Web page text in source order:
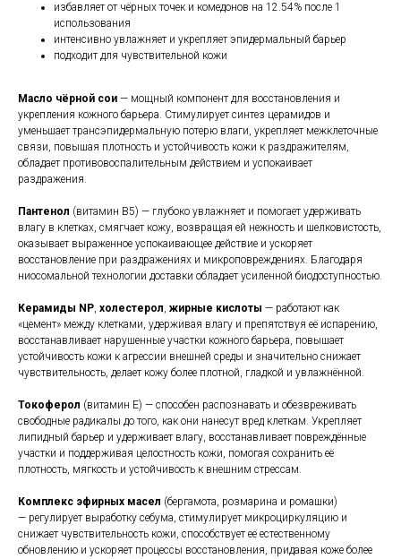
избавляет от чёрных точек и комедонов на 12.54% после 1
использования
интенсивно увлажняет и укрепляет эпидермальный барьер
подходит для чувствительной кожи
Масло чёрной сои — мощный компонент для восстановления и
укрепления кожного барьера. Стимулирует синтез церамидов и
уменьшает трансэпидермальную потерю влаги, укрепляет межклеточные
связи, повышая плотность и устойчивость кожи к раздражителям,
обладает противовоспалительным действием и успокаивает
раздражения.
Пантенол (витамин B5) — глубоко увлажняет и помогает удерживать
влагу в клетках, смягчает кожу, возвращая ей нежность и шелковистость,
оказывает выраженное успокаивающее действие и ускоряет
восстановление при раздражениях и микроповреждениях. Благодаря
ниосомальной технологии доставки обладает усиленной биодоступностью.
Керамиды NP, холестерол, жирные кислоты — работают как
«цемент» между клетками, удерживая влагу и препятствуя её испарению,
восстанавливает нарушенные участки кожного барьера, повышает
устойчивость кожи к агрессии внешней среды и значительно снижает
чувствительность, делает кожу более плотной, гладкой и увлажнённой.
Токоферол (витамин Е) — способен распознавать и обезвреживать
свободные радикалы до того, как они нанесут вред клеткам. Укрепляет
липидный барьер и удерживает влагу, восстанавливает повреждённые
участки и поддерживая целостность кожи, помогая сохранить её
плотность, мягкость и устойчивость к внешним стрессам.
Комплекс эфирных масел (бергамота, розмарина и ромашки)
— регулирует выработку себума, стимулирует микроциркуляцию и
снижает чувствительность кожи, способствует её естественному
обновлению и ускоряет процессы восстановления, придавая коже более